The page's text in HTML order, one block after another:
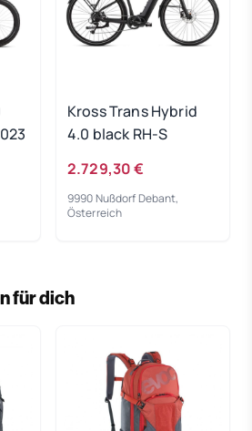
Kross Trans Hybrid
4.0 black RH-S
2.729,30 €
9990 Nußdorf Debant,
Österreich
für dich